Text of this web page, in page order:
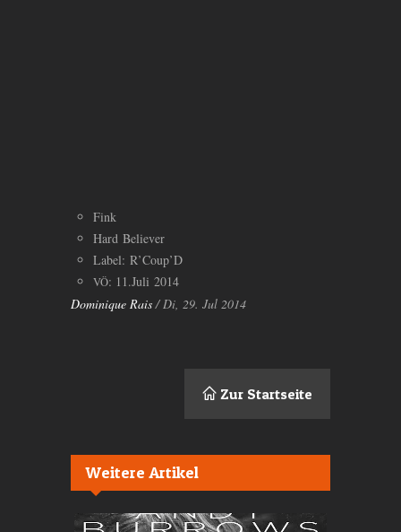
Fink
Hard Believer
Label: R’Coup’D
VÖ: 11.Juli 2014
Dominique Rais / Di, 29. Jul 2014
Zur Startseite
Weitere Artikel